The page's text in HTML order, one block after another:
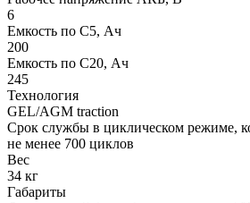
6
Емкость по С5, Ач
200
Емкость по С20, Ач
245
Технология
GEL/AGM traction
Срок службы в циклическом режиме,
не менее 700 циклов
Вес
34 кг
Габариты